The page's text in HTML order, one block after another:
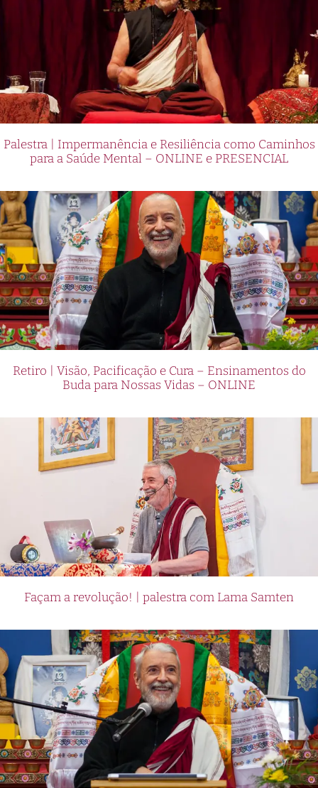
Palestra | Impermanência e Resiliência como Caminhos
para a Saúde Mental – ONLINE e PRESENCIAL
Retiro | Visão, Pacificação e Cura – Ensinamentos do
Buda para Nossas Vidas – ONLINE
Façam a revolução! | palestra com Lama Samten